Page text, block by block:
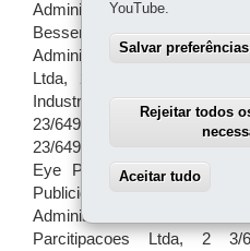
YouTube.
Salvar preferências
Rejeitar todos
Aceitar tudo